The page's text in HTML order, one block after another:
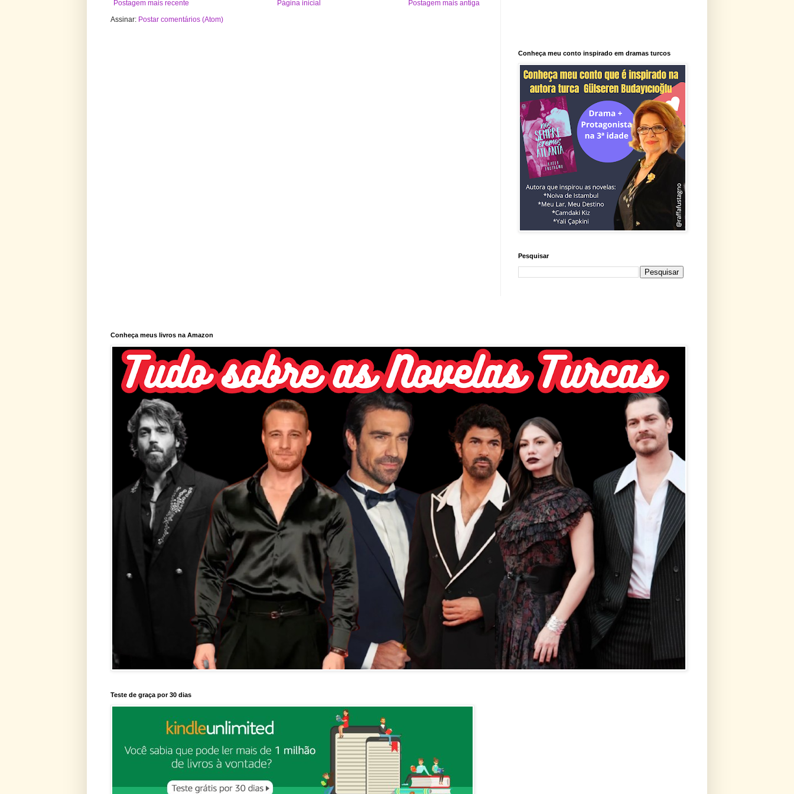
Postagem mais recente Postagem mais antiga
Página inicial
Assinar: Postar comentários (Atom)
Conheça meu conto inspirado em dramas turcos
Pesquisar
Conheça meus livros na Amazon
Teste de graça por 30 dias